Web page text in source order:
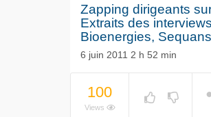
Zapping dirigeants
Extraits des
Bioenergies,
6 juin 2011 2 h 52 min
100
Views